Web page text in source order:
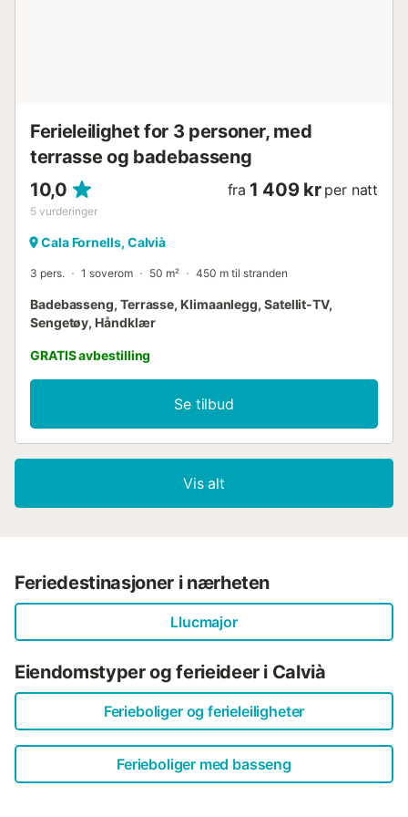
Ferieleilighet for 3 personer, med
terrasse og badebasseng
10,0
5 vurderinger
fra 1 409 kr per natt
Cala Fornells, Calvià
3 pers. 1 soverom 50 m² 450 m til stranden
Badebasseng, Terrasse, Klimaanlegg, Satellit-TV,
Sengetøy, Håndklær
GRATIS avbestilling
Se tilbud
Vis alt
Feriedestinasjoner i nærheten
Llucmajor
Eiendomstyper og ferieideer i Calvià
Ferieboliger og ferieleiligheter
Ferieboliger med basseng